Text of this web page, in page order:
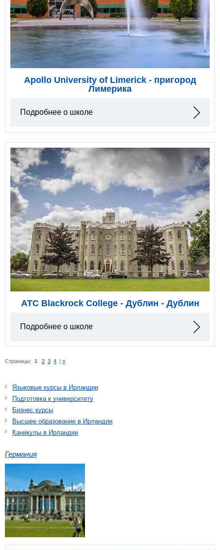
Apollo University of Limerick - пригород
Лимерика
Подробнее о школе
ATC Blackrock College - Дублин - Дублин
Подробнее о школе
Страницы: 1 2 3 4 | »
Языковые курсы в Ирландии
Подготовка к университету
Бизнес курсы
Высшее образование в Ирландии
Каникулы в Ирландии
Германия